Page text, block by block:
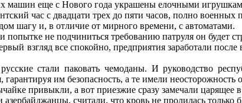
машин еще с Нового года украшены елочными
час с двадцати трех до пяти часов, полно военных
шагу и, в отличие от мирного времени, с автоматами.
попытке не подчиниться требованию патруля он будет
взгляд все спокойно, предприятия заработали
стали паковать чемоданы. И руководство
гарантируя им безопасность, а те имели
привыкли, а вот приезжие сразу замечали царящее
азербайджанцы, считали, что кровь не пролилась только